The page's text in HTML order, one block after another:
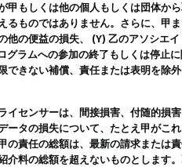
甲もしくは他の個人もしくは団体か
るものではありません。さらに、甲
他の便益の損失、 (Y) 乙のアソシエ
グラムへの参加の終了もしくは停止
できない補償、責任または表明を除
イセンサーは、間接損害、付随的損
ータの損失について、たとえ甲がこ
の責任の総額は、最新の請求または
介料の総額を超えないものとします